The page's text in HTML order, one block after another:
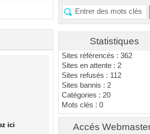
Statistiques
Sites référencés : 362
Sites en attente : 2
Sites refusés : 112
Sites bannis : 2
Catégories : 20
Mots clés : 0
Accés
ici